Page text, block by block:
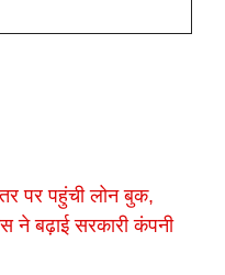
पर पहुंची लोन बुक,
ने बढ़ाई सरकारी कंपनी